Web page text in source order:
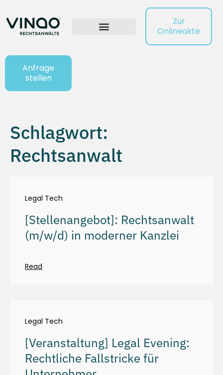
Zur
Onlineakte
Anfrage
stellen
Schlagwort:
Rechtsanwalt
Legal Tech
[Stellenangebot]: Rechtsanwalt
(m/w/d) in moderner Kanzlei
Read
Legal Tech
[Veranstaltung] Legal Evening:
Rechtliche Fallstricke für